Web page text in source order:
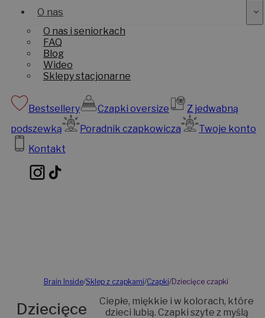
O nas
O nas i seniorkach
FAQ
Blog
Wideo
Sklepy stacjonarne
Bestsellery Czapki oversize
Z jedwabną
podszewką
Poradnik czapkowicza
Twoje konto
Kontakt
Brain Inside/Sklep z czapkami/Czapki/Dziecięce czapki
Dziecięce
Ciepłe, miękkie i w kolorach, które
dzieci lubią. Czapki szyte z myślą